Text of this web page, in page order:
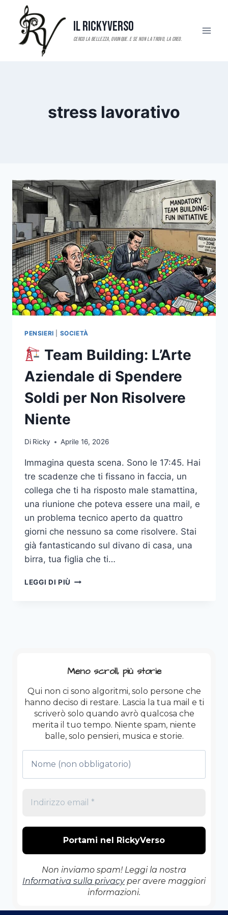
contenuto
Il RickyVerso
stress lavorativo
PENSIERI SOCIETÀ
Team Building: L’Arte
Aziendale di Spendere
Soldi per Non Risolvere
Niente
Di Ricky Aprile 16, 2026
Immagina questa scena. Sono le 17:45. Hai
tre scadenze che ti fissano in faccia, un
collega che ti ha risposto male stamattina,
una riunione che poteva essere una mail, e
un problema tecnico aperto da quattro
giorni che nessuno sa come risolvere. Stai
già fantasticando sul divano di casa, una
birra, tua figlia che ti…
LEGGI DI PIÙ
NON
RISOLVERE
NIENTE
Meno scroll, più storie
Qui non ci sono algoritmi, solo persone che
hanno deciso di restare. Lascia la tua mail e ti
scriverò solo quando avrò qualcosa che
merita il tuo tempo. Niente spam, niente
balle, solo pensieri, musica e storie.
Non inviamo spam! Leggi la nostra
Informativa sulla privacyper avere maggiori
informazioni.